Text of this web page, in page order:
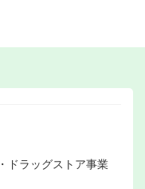
ドラッグストア事業